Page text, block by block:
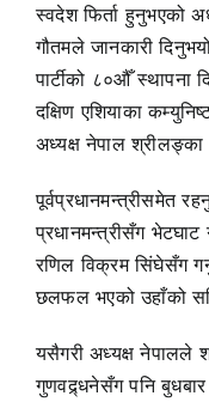
स्वदेश फिर्ता हुनुभएको
गौतमले जानकारी
पार्टीको ८०औँ स्थापना
दक्षिण एशियाका
अध्यक्ष नेपाल श्रीलङ्का
पूर्वप्रधानमन्त्रीसमेत
प्रधानमन्त्रीसँग भेटघाट
रणिल विक्रम सिंघेसँग
छलफल भएको उहाँको
यसैगरी अध्यक्ष नेपालले
गुणवद्र्धनेसँग पनि बुधबार